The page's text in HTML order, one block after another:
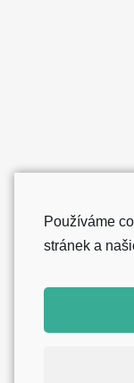
Web řepské
Používáme
stránek a